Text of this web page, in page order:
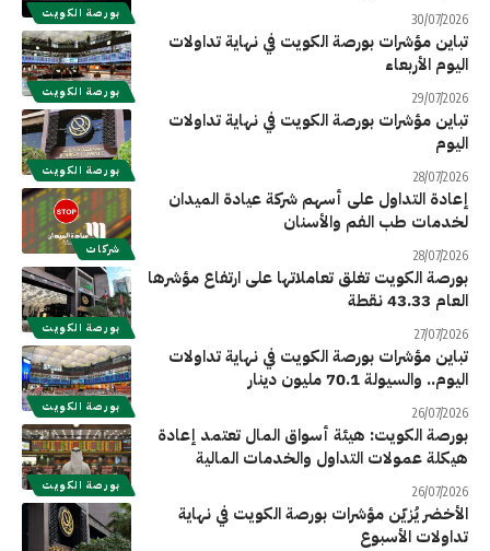
بورصة الكويت 30/07/2026
بورصة الكويت
تباين مؤشرات بورصة الكويت في نهاية تداولات
اليوم الأربعاء
29/07/2026
بورصة الكويت
تباين مؤشرات بورصة الكويت في نهاية تداولات
اليوم
28/07/2026
شركات
إعادة التداول على أسهم شركة عيادة الميدان
لخدمات طب الفم والأسنان
28/07/2026
بورصة الكويت
بورصة الكويت تغلق تعاملاتها على ارتفاع مؤشرها
العام 43.33 نقطة
27/07/2026
بورصة الكويت
تباين مؤشرات بورصة الكويت في نهاية تداولات
اليوم.. والسيولة 70.1 مليون دينار
26/07/2026
بورصة الكويت
بورصة الكويت: هيئة أسواق المال تعتمد إعادة
هيكلة عمولات التداول والخدمات المالية
26/07/2026
الأخضر يُزيّن مؤشرات بورصة الكويت في نهاية
تداولات الأسبوع